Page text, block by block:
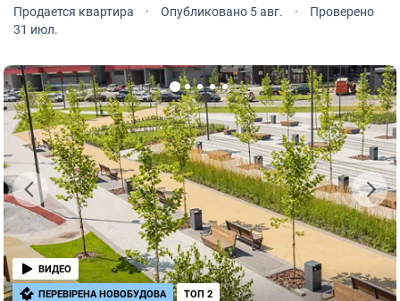
этажного дома.
Продается квартира · Опубликовано 5 авг. ·
Проверено
31 июл.
ВИДЕО
ПЕРЕВІРЕНА НОВОБУДОВА ТОП 2